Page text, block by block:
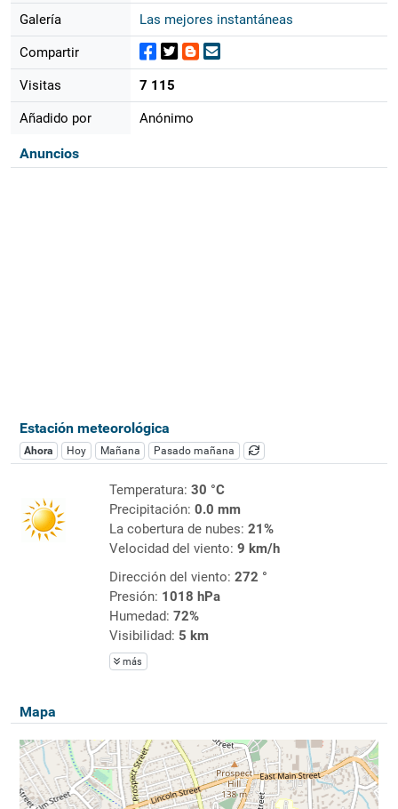
Galería Las mejores instantáneas
Compartir
Visitas 7 115
Añadido por Anónimo
Anuncios
Estación meteorológica
Ahora Hoy Mañana Pasado mañana
Temperatura: 30 °C
Precipitación: 0.0 mm
La cobertura de nubes: 21%
Velocidad del viento: 9 km/h
Dirección del viento: 272 °
Presión: 1018 hPa
Humedad: 72%
Visibilidad: 5 km
más
Mapa